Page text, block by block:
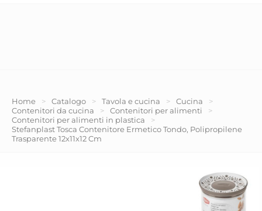
Home > Catalogo > Tavola e cucina > Cucina
>
Contenitori da cucina
> Contenitori per alimenti
>
Contenitori per alimenti in plastica
>
Stefanplast Tosca Contenitore Ermetico Tondo, Polipropilene
Trasparente 12x11x12 Cm